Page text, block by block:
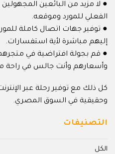
● لا مزيد من البائعين
الفعلي للمورد وموقعه.
● توفير جهات اتصال كاملة
إليهم مباشرة لأية استفسارات.
● قم بجولة افتراضية في
وأسعارهم وأنت جالس في راحة
كل ذلك مع توفير رحلة عبر
وحقيقية في السوق المصري.
التصنيفات
الكل